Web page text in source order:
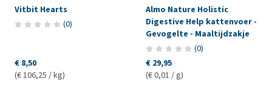
Vitbit Hearts
(0)
€ 8,50
(€ 106,25 / kg)
Almo Nature Holistic
Digestive Help kattenvoer -
Gevogelte - Maaltijdzakje
(0)
€ 29,95
(€ 0,01 / g)